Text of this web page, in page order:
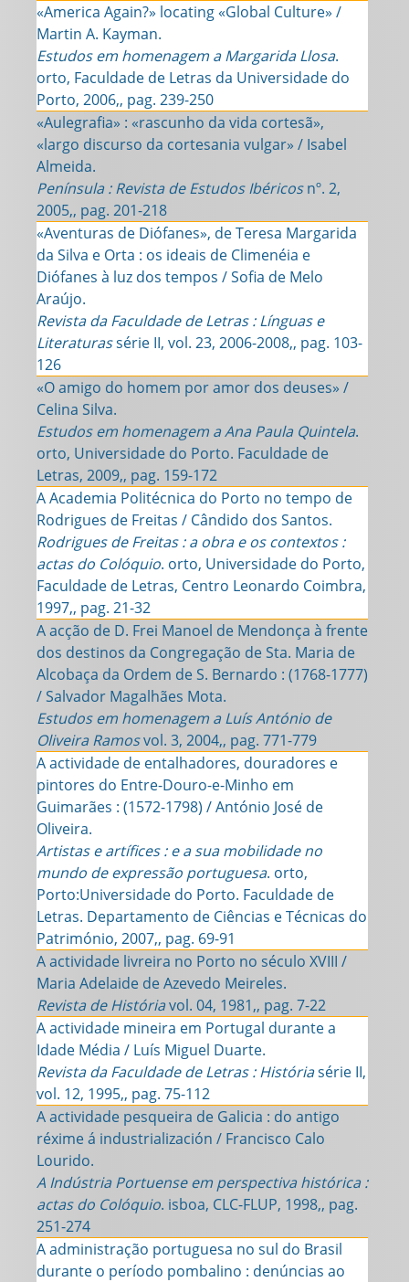
«America Again?» locating «Global Culture» /
Martin A. Kayman.
Estudos em homenagem a Margarida Llosa.
orto, Faculdade de Letras da Universidade do
Porto, 2006,, pag. 239-250
«Aulegrafia» : «rascunho da vida cortesã»,
«largo discurso da cortesania vulgar» / Isabel
Almeida.
Península : Revista de Estudos Ibéricosnº. 2,
2005,, pag. 201-218
«Aventuras de Diófanes», de Teresa Margarida
da Silva e Orta : os ideais de Climenéia e
Diófanes à luz dos tempos / Sofia de Melo
Araújo.
Revista da Faculdade de Letras : Línguas e
Literaturassérie II, vol. 23, 2006-2008,, pag. 103-
126
«O amigo do homem por amor dos deuses» /
Celina Silva.
Estudos em homenagem a Ana Paula Quintela.
orto, Universidade do Porto. Faculdade de
Letras, 2009,, pag. 159-172
A Academia Politécnica do Porto no tempo de
Rodrigues de Freitas / Cândido dos Santos.
Rodrigues de Freitas : a obra e os contextos :
actas do Colóquio. orto, Universidade do Porto,
Faculdade de Letras, Centro Leonardo Coimbra,
1997,, pag. 21-32
A acção de D. Frei Manoel de Mendonça à frente
dos destinos da Congregação de Sta. Maria de
Alcobaça da Ordem de S. Bernardo : (1768-1777)
/ Salvador Magalhães Mota.
Estudos em homenagem a Luís António de
Oliveira Ramosvol. 3, 2004,, pag. 771-779
A actividade de entalhadores, douradores e
pintores do Entre-Douro-e-Minho em
Guimarães : (1572-1798) / António José de
Oliveira.
Artistas e artífices : e a sua mobilidade no
mundo de expressão portuguesa. orto,
Porto:Universidade do Porto. Faculdade de
Letras. Departamento de Ciências e Técnicas do
Património, 2007,, pag. 69-91
A actividade livreira no Porto no século XVIII /
Maria Adelaide de Azevedo Meireles.
Revista de Históriavol. 04, 1981,, pag. 7-22
A actividade mineira em Portugal durante a
Idade Média / Luís Miguel Duarte.
Revista da Faculdade de Letras : Históriasérie II,
vol. 12, 1995,, pag. 75-112
A actividade pesqueira de Galicia : do antigo
réxime á industrialización / Francisco Calo
Lourido.
A Indústria Portuense em perspectiva histórica :
actas do Colóquio. isboa, CLC-FLUP, 1998,, pag.
251-274
A administração portuguesa no sul do Brasil
durante o período pombalino : denúncias ao